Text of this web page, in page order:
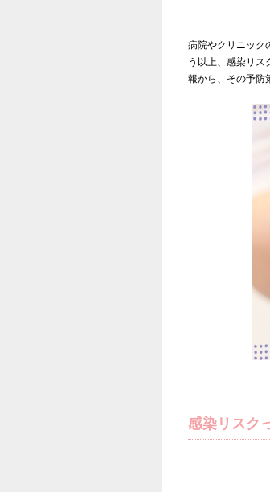
病院やクリニック
う以上、感染リス
報から、その予防
感染リスク